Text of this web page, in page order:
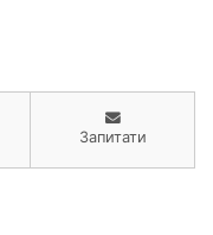
Запитати